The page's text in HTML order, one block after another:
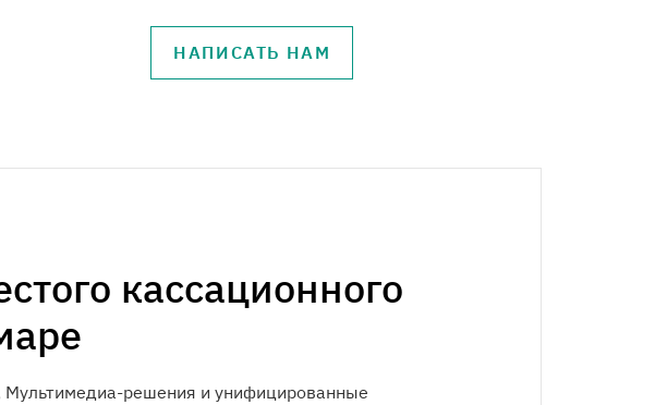
НАПИСАТЬ НАМ
кассационного
решения и унифицированные